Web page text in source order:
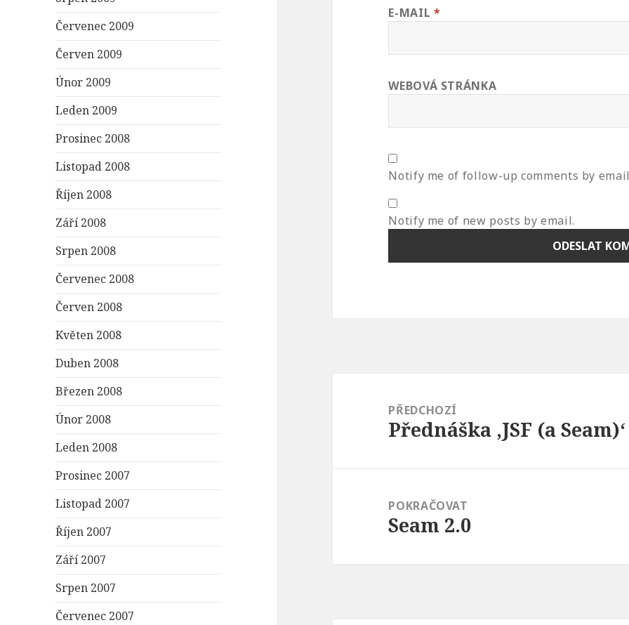
Červenec 2009
Červen 2009
Únor 2009
Leden 2009
Prosinec 2008
Listopad 2008
Říjen 2008
Září 2008
Srpen 2008
Červenec 2008
Červen 2008
Květen 2008
Duben 2008
Březen 2008
Únor 2008
Leden 2008
Prosinec 2007
Listopad 2007
Říjen 2007
Září 2007
Srpen 2007
Červenec 2007
E-MAIL *
WEBOVÁ STRÁNKA
Notify me of follow-up comments by
Notify me of new posts by email.
příspěvek
PŘEDCHOZÍ
Předchozí
Přednáška ‚JSF (a Seam)‘
POKRAČOVAT
Následující
Seam 2.0